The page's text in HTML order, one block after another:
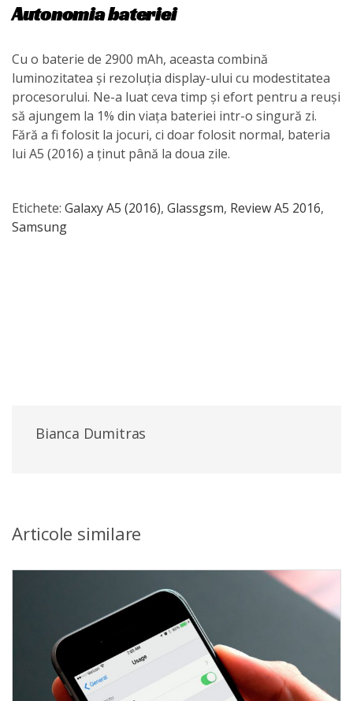
Autonomia bateriei
Cu o baterie de 2900 mAh, aceasta combină
luminozitatea și rezoluția display-ului cu modestitatea
procesorului. Ne-a luat ceva timp și efort pentru a reuși
să ajungem la 1% din viața bateriei intr-o singură zi.
Fără a fi folosit la jocuri, ci doar folosit normal, bateria
lui A5 (2016) a ținut până la doua zile.
Etichete: Galaxy A5 (2016), Glassgsm, Review A5 2016,
Samsung
Bianca Dumitras
Articole similare